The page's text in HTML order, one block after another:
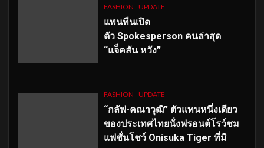
FASHION UPDATE
แพนทีนเปิด
ตัว Spokesperson คนล่าสุด
“แจ็คสัน หวัง”
FASHION UPDATE
“กลัฟ-คณาวุฒิ” ตัวแทนหนึ่งเดียว
ของประเทศไทยนั่งฟรอนต์โรว์ชม
แฟชั่นโชว์ Onisuka Tiger ที่มิ